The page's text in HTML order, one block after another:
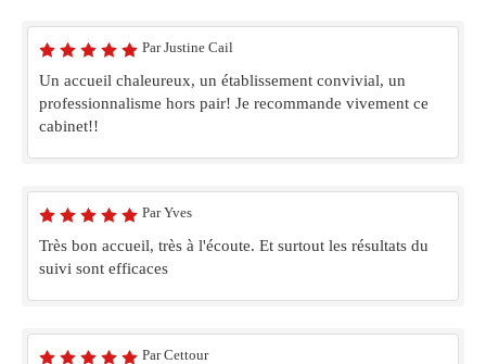
Par Justine Cail
Un accueil chaleureux, un établissement convivial, un
professionnalisme hors pair! Je recommande vivement ce
cabinet!!
Par Yves
Très bon accueil, très à l'écoute. Et surtout les résultats du
suivi sont efficaces
Par Cettour